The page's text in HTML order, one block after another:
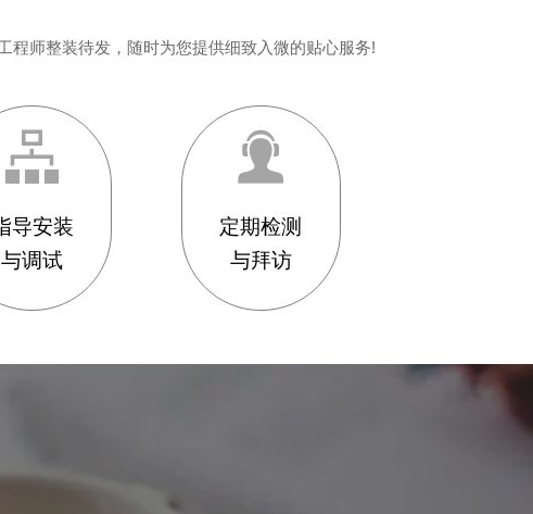
程师整装待发，随时为您提供细致入微的贴心服务!

导安装
与调试

定期检测
与拜访